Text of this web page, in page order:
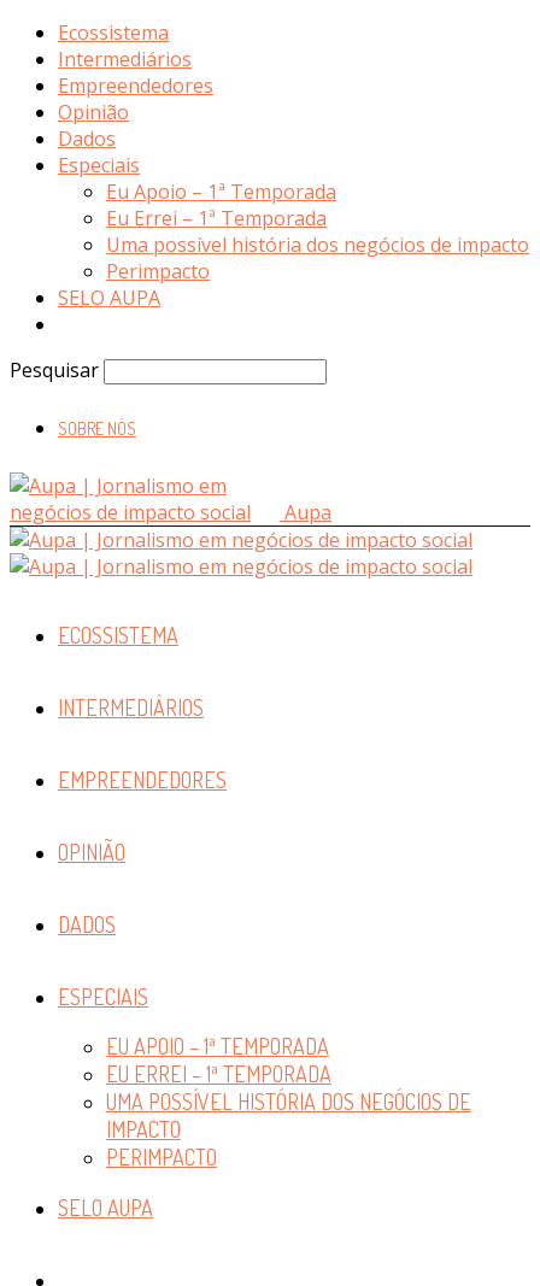
Ecossistema
Intermediários
Empreendedores
Opinião
Dados
Especiais
Eu Apoio – 1ª Temporada
Eu Errei – 1ª Temporada
Uma possível história dos negócios de impacto
Perimpacto
SELO AUPA
Pesquisar
SOBRE NÓS
Aupa
ECOSSISTEMA
INTERMEDIÁRIOS
EMPREENDEDORES
OPINIÃO
DADOS
ESPECIAIS
EU APOIO – 1ª TEMPORADA
EU ERREI – 1ª TEMPORADA
UMA POSSÍVEL HISTÓRIA DOS NEGÓCIOS DE
IMPACTO
PERIMPACTO
SELO AUPA